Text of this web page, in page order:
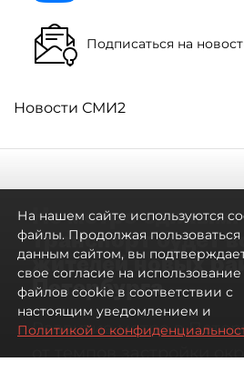
Подписаться на
Новости СМИ2
Не метро единым:
транспорт будет
жителей новых
Петербурга
Развитие метро в
от темпов застройки
На нашем сайте используются
файлы. Продолжая пользоваться
данным сайтом, вы
свое согласие на использование
файлов cookie в соответствии с
настоящим уведомлением и
Политикой о